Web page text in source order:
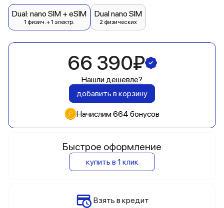
Dual: nano SIM + eSIM
1 физич. + 1 электр.
Dual nano SIM
2 физических
66 390₽
Нашли дешевле?
добавить в корзину
Начислим 664 бонусов
Быстрое оформление
купить в 1 клик
Взять в кредит